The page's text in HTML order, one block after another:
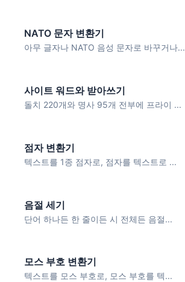
NATO 문자 변환기
아무 글자나 NATO 음성 문자로 바꾸거나...
사이트 워드와 받아쓰기
돌치 220개와 명사 95개 전부에 프라이 ...
점자 변환기
텍스트를 1종 점자로, 점자를 텍스트로 ...
음절 세기
단어 하나든 한 줄이든 시 전체든 음절...
모스 부호 변환기
텍스트를 모스 부호로, 모스 부호를 텍...